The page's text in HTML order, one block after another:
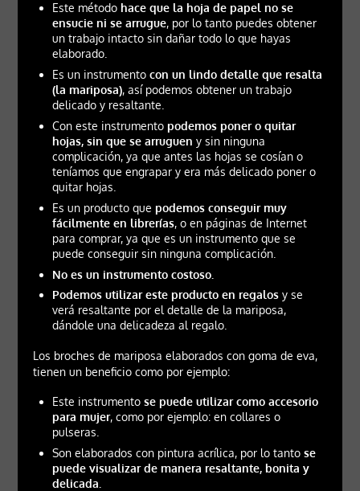
Este método hace que la hoja de papel no se
ensucie ni se arrugue, por lo tanto puedes obtener
un trabajo intacto sin dañar todo lo que hayas
elaborado.
Es un instrumento con un lindo detalle que resalta
(la mariposa), así podemos obtener un trabajo
delicado y resaltante.
Con este instrumento podemos poner o quitar
hojas, sin que se arruguen y sin ninguna
complicación, ya que antes las hojas se cosían o
teníamos que engrapar y era más delicado poner o
quitar hojas.
Es un producto que podemos conseguir muy
fácilmente en librerías, o en páginas de Internet
para comprar, ya que es un instrumento que se
puede conseguir sin ninguna complicación.
No es un instrumento costoso.
Podemos utilizar este producto en regalosy se
verá resaltante por el detalle de la mariposa,
dándole una delicadeza al regalo.
Los broches de mariposa elaborados con goma de eva,
tienen un beneficio como por ejemplo:
Este instrumento se puede utilizar como accesorio
para mujer, como por ejemplo: en collares o
pulseras.
Son elaborados con pintura acrílica, por lo tanto se
puede visualizar de manera resaltante, bonita y
delicada.